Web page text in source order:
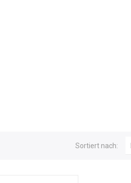
Sortiert nach: